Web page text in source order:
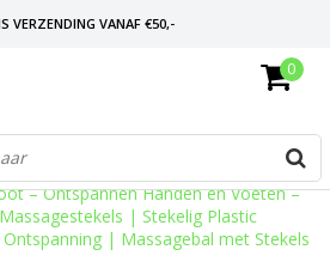
VERZENDING VANAF €50,-
EN 30 DAGEN BEDENKTIJD
0
– Ontspannen Handen en Voeten –
| Stekelig Plastic
| Massagebal met Stekels